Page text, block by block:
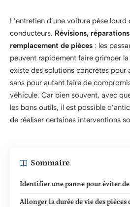
L’entretien d’une voiture pèse
conducteurs. Révisions,
remplacement de pièces : les
peuvent rapidement faire grimper
existe des solutions concrètes pour
sans pour autant faire de
véhicule. Car bien souvent, avec
les bons outils, il est possible
de réaliser certaines interventions
Sommaire
Identifier une panne pour éviter
Allonger la durée de vie des pièces